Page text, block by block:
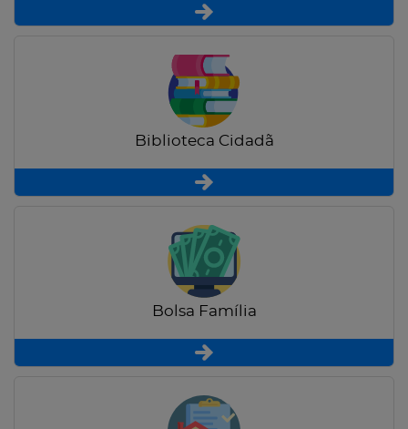
Biblioteca Cidadã
Bolsa Família